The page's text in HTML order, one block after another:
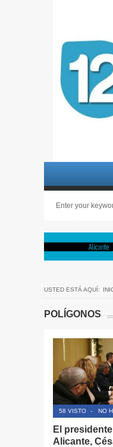
USTED ESTÁ AQUÍ:
POLÍGONOS
58 VISTO - NO
El
Alicante,